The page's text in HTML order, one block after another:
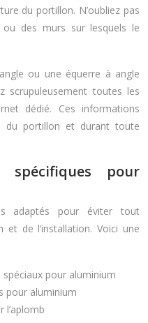
du portillon. N’oubliez pas
ou des murs sur lesquels le
ou une équerre à angle
scrupuleusement toutes les
dédié. Ces informations
du portillon et durant toute
spécifiques pour
adaptés pour éviter tout
de l’installation. Voici une
pour aluminium
pour aluminium
l’aplomb